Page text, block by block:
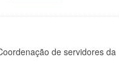
de servidores da